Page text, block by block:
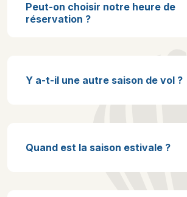
Peut-on choisir notre heure de
réservation ?
Y a-t-il une autre saison de vol ?
Quand est la saison estivale ?